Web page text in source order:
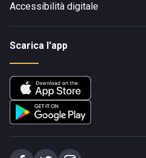
Accessibilità digitale
Scarica l'app